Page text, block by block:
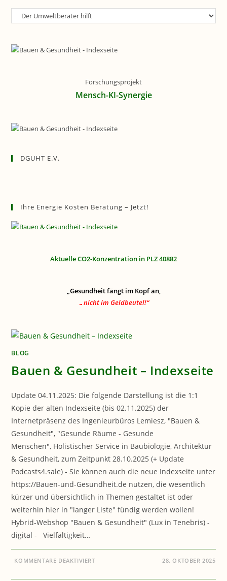
Raum-
Forschungsprojekt
Mensch-KI-Synergie
DGUHT E.V.
Ihre Energie Kosten Beratung – Jetzt!
Aktuelle CO2-Konzentration in PLZ 40882
„Gesundheit fängt im Kopf an,
…nicht im Geldbeutel!“
BLOG
Bauen & Gesundheit – Indexseite
Update 04.11.2025: Die folgende Darstellung ist die 1:1
Kopie der alten Indexseite (bis 02.11.2025) der
Internetpräsenz des Ingenieurbüros Lemiesz, "Bauen &
Gesundheit", "Gesunde Räume - Gesunde
Menschen", Holistischer Service in Baubiologie, Architektur
& Gesundheit, zum Zeitpunkt 28.10.2025 (+ Update
Podcasts4.sale) - Sie können auch die neue Indexseite unter
https://Bauen-und-Gesundheit.de nutzen, die wesentlich
kürzer und übersichtlich in Themen gestaltet ist oder
weiterhin hier in "langer Liste" fündig werden wollen!
Hybrid-Webshop "Bauen & Gesundheit" (Lux in Tenebris) -
digital - Vielfältigkeit…
KOMMENTARE DEAKTIVIERTFÜR 28. OKTOBER 2025